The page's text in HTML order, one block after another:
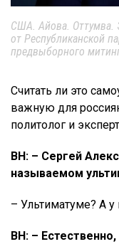
США. Айова. Оттумва.
от Республиканской
предвыборного
Считать ли это
важную для
политолог и
ВН: – Сергей
называемом
– Ультиматуме? А
ВН: –